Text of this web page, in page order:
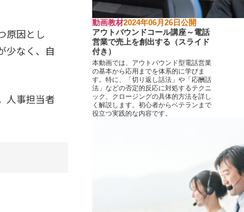
原因とし
少なく、自
人事担当者
動画教材2024年06月26日公開
アウトバウンドコール講座～電話
営業で売上を創出する（スライド
付き）
本動画では、アウトバウンド型電話営業
の基本から応用までを体系的に学びま
す。特に、「切り返し話法」や「応酬話
法」などの否定的反応に対処するテクニ
ック、クロージングの具体的方法を詳し
く解説します。初心者からベテランまで
役立つ実践的な内容です。